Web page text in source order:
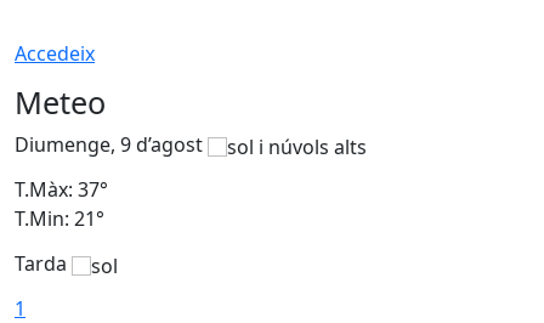
Accedeix
Meteo
Diumenge, 9 d’agost
T.Màx: 37°
T.Min: 21°
Tarda
1